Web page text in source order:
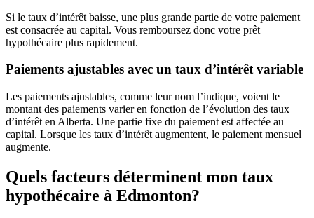
Si le taux d’intérêt baisse, une plus grande partie de votre paiement
est consacrée au capital. Vous remboursez donc votre prêt
hypothécaire plus rapidement.
Paiements ajustables avec un taux d’intérêt variable
Les paiements ajustables, comme leur nom l’indique, voient le
montant des paiements varier en fonction de l’évolution des taux
d’intérêt en Alberta. Une partie fixe du paiement est affectée au
capital. Lorsque les taux d’intérêt augmentent, le paiement mensuel
augmente.
Quels facteurs déterminent mon taux
hypothécaire à Edmonton?